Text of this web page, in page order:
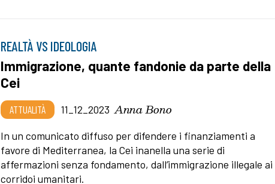
REALTÀ VS IDEOLOGIA
Immigrazione, quante fandonie da parte della
Cei
ATTUALITÀ 11_12_2023 Anna Bono
In un comunicato diffuso per difendere i finanziamenti a
favore di Mediterranea, la Cei inanella una serie di
affermazioni senza fondamento, dall’immigrazione illegale ai
corridoi umanitari.